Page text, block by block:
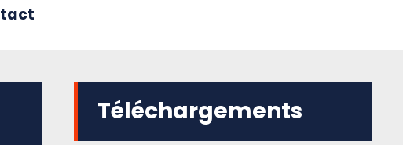
Téléchargements